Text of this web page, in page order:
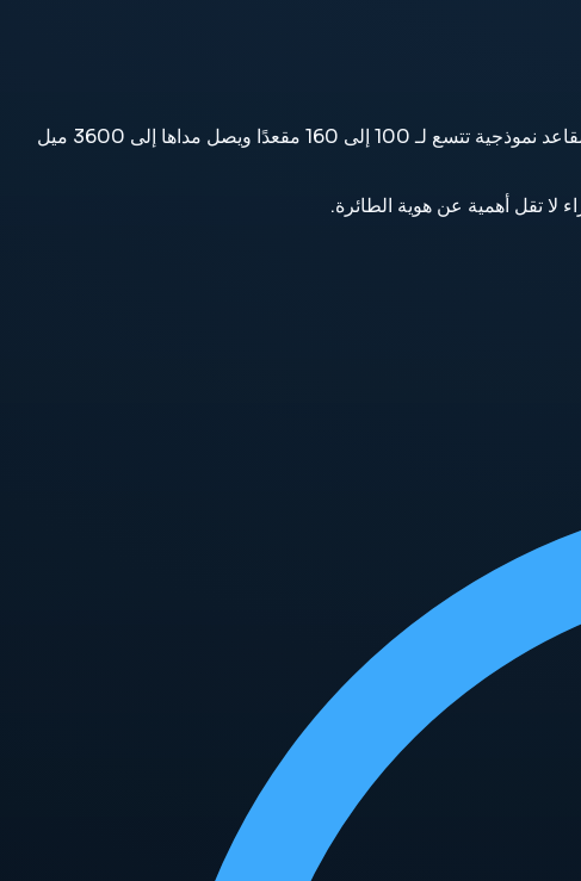
عائلة إيرباص A220 هي طائرة إقليمية في الخدمة من شركة إيرباص، طارت لأول مرة في عام 2013 وتم تقديمها في عام 2016، مع مقاعد نموذجية تتسع لـ 100 إلى 160 مقعدًا ويصل مداها إلى 3600 ميل
لا تقل أهمية عن هوية الطائرة.